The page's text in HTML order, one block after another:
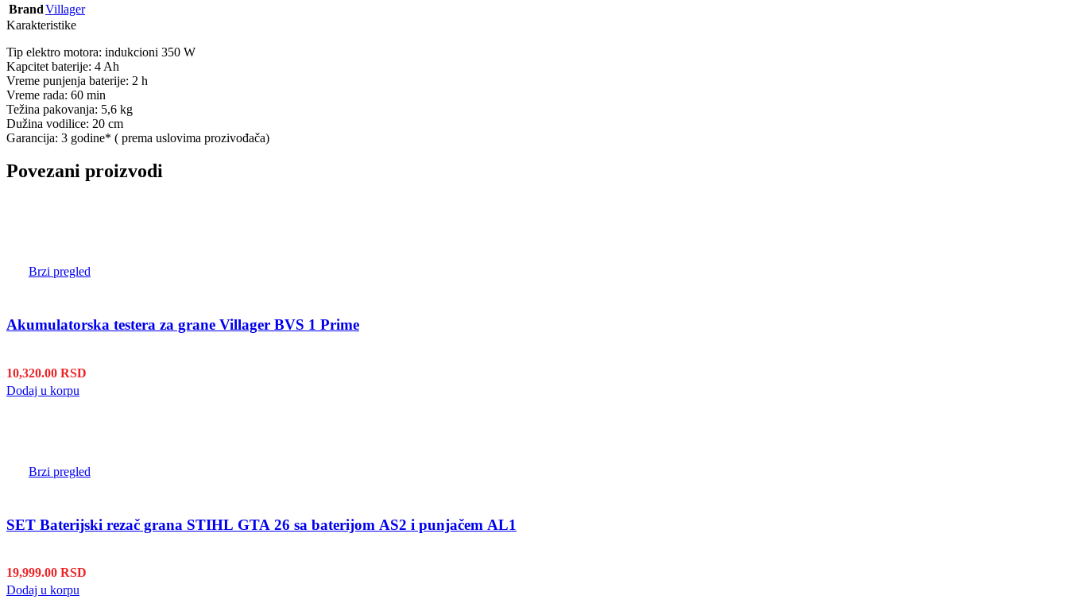
BrandVillager
Karakteristike
Tip elektro motora: indukcioni 350 W
Kapcitet baterije: 4 Ah
Vreme punjenja baterije: 2 h
Vreme rada: 60 min
Težina pakovanja: 5,6 kg
Dužina vodilice: 20 cm
Garancija: 3 godine* ( prema uslovima prozivođača)
Povezani proizvodi
Brzi pregled
Akumulatorska testera za grane Villager BVS 1 Prime
10,320.00 RSD
Dodaj u korpu
Brzi pregled
SET Baterijski rezač grana STIHL GTA 26 sa baterijom AS2 i punjačem AL1
19,999.00 RSD
Dodaj u korpu